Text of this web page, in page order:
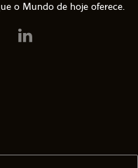
o Mundo de hoje oferece.